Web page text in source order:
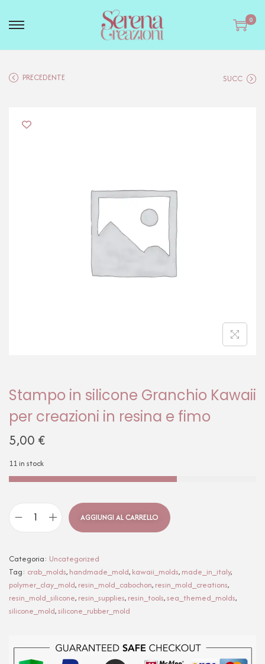
0
PRECEDENTE SUCC
Stampo in silicone Granchio Kawaii
per creazioni in resina e fimo
5,00 €
11 in stock
AGGIUNGI AL CARRELLO
Categoria: Uncategorized
Tag: crab_molds, handmade_mold, kawaii_molds, made_in_italy,
polymer_clay_mold, resin_mold_cabochon, resin_mold_creations,
resin_mold_silicone, resin_supplies, resin_tools,sea_themed_molds,
silicone_mold,silicone_rubber_mold